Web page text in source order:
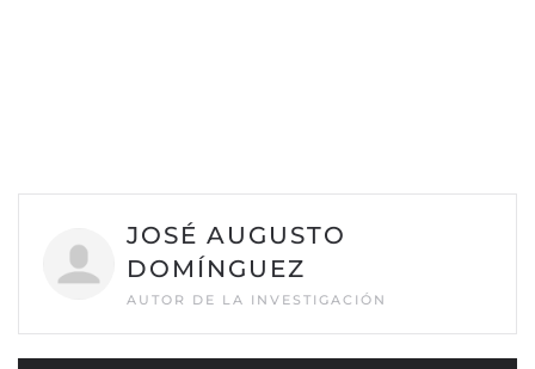
JOSÉ AUGUSTO
DOMÍNGUEZ
AUTOR DE LA INVESTIGACIÓN